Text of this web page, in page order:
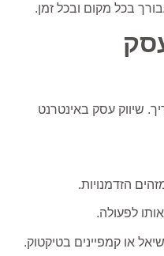
בכל מקום ובכל זמן.
שיווק עסק באינטרנט
הזדמנויות.
לפעולה.
או קמפיינים בטיקטוק.